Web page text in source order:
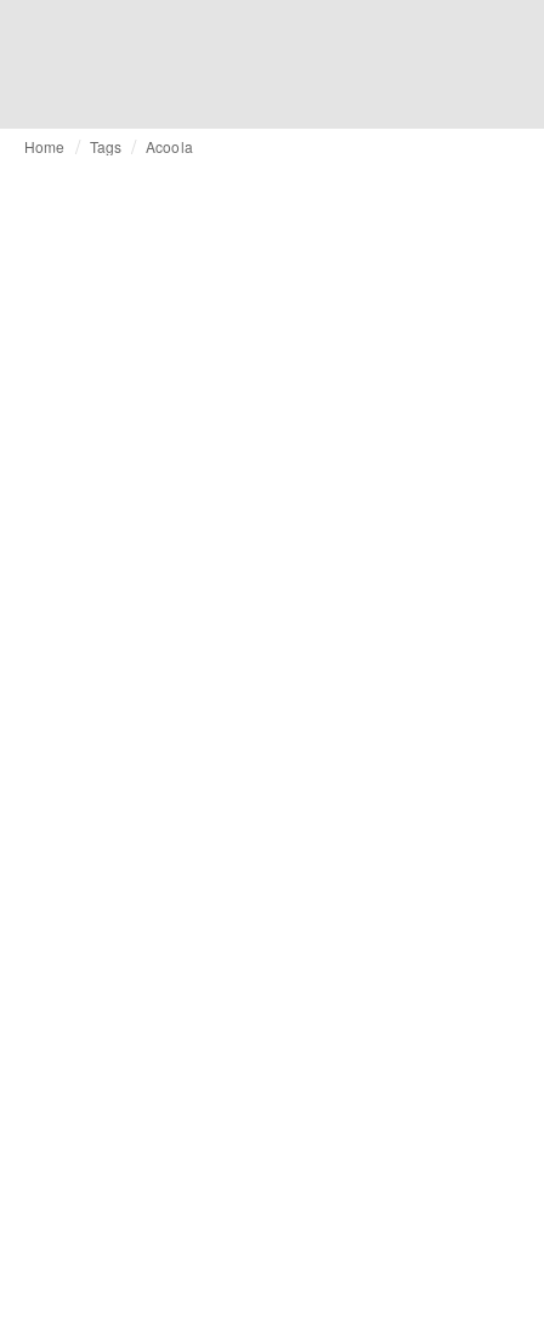
Home Tags Acoola